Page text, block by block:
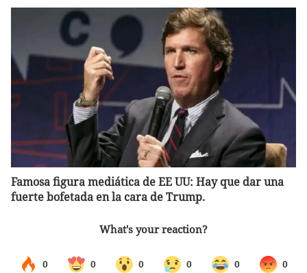
Famosa figura mediática de EE UU: Hay que dar una
fuerte bofetada en la cara de Trump.